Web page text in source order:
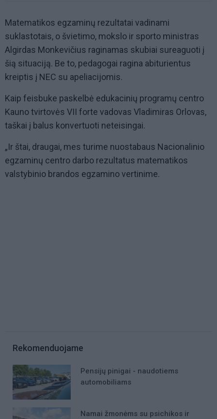
Matematikos egzaminų rezultatai vadinami
suklastotais, o švietimo, mokslo ir sporto ministras
Algirdas Monkevičius raginamas skubiai sureaguoti į
šią situaciją. Be to, pedagogai ragina abiturientus
kreiptis į NEC su apeliacijomis.
Kaip feisbuke paskelbė edukacinių programų centro
Kauno tvirtovės VII forte vadovas Vladimiras Orlovas,
taškai į balus konvertuoti neteisingai.
„Ir štai, draugai, mes turime nuostabaus Nacionalinio
egzaminų centro darbo rezultatus matematikos
valstybinio brandos egzamino vertinime.
Rekomenduojame
Pensijų pinigai - naudotiems
automobiliams
Namai žmonėms su psichikos ir